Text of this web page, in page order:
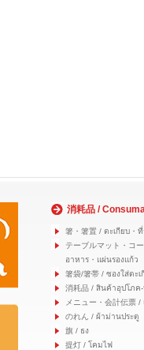
消耗品 /
箸・箸置 / ตะเกียบ・
テーブルマット・コ
อาหาร・แผ่นรองแก้ว
箸袋/箸帯 / ซองใส่ตะเ
消耗品 / สินค้าอุปโภค
メニュー・会計伝票 /
のれん / ผ้าม่านประตู
旗 / ธง
提灯 / โคมไฟ